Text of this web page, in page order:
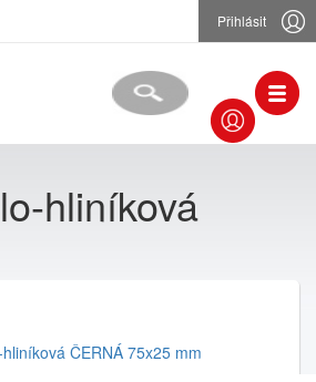
Přihlásit
hliníková
ČERNÁ 75x25 mm